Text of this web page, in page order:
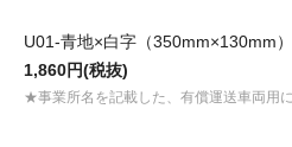
U01-青地×白字（350mm×130mm）
1,860円(税抜)
★事業所名を記載した、有償運送車両用